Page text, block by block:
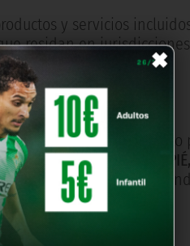
×
y servicios
residan en
tiene carácter
por elREAL BETIS
en las